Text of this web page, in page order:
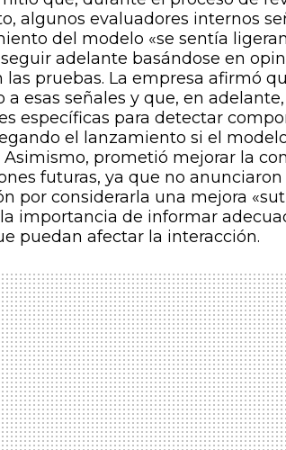
algunos evaluadores internos
del modelo «se sentía
adelante basándose en
las pruebas. La empresa afirmó
a esas señales y que, en
específicas para detectar
el lanzamiento si el
Asimismo, prometió mejorar la
futuras, ya que no
por considerarla una mejora
importancia de informar
puedan afectar la interacción.